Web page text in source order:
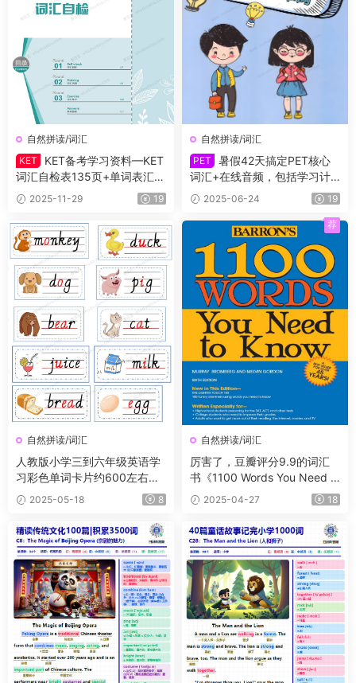
自然拼读/词汇
KET
KET备考学习资料—KET
词汇自检表135页+单词表汇总
55页+单词描红102页+高分秘
籍一本通手册+学习规划表141
页
2025-11-29 19
自然拼读/词汇
PET
暑假42天搞定PET核心
词汇+在线音频，包括学习计
划、单词讲解、背诵卡、默
写、练习题，从单词意思理解
到句子语法运用，帮助孩子深
度记忆词汇
2025-06-24 19
自然拼读/词汇
人教版小学三到六年级英语学
习彩色单词卡片约600左右单
词词组
2025-05-18 8
自然拼读/词汇
厉害了，豆瓣评分9.9的词汇
书《1100 Words You Need t
o Know》PDF+音频，当之无
愧的一本畅销书籍
2025-04-27 18
荐